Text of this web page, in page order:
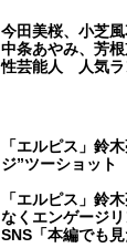
今田美桜、小芝
中条あやみ、芳
性芸能人 人気ラ
「エルピス」鈴
ジ”ツーショット
「エルピス」鈴
なくエンゲージ
SNS「本編でも見